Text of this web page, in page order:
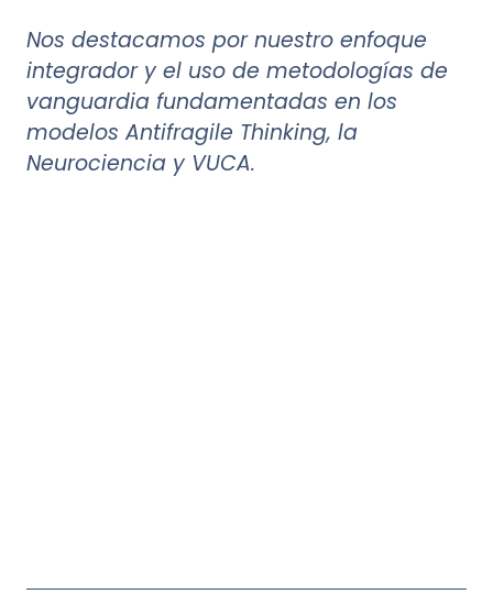
Nos destacamos por nuestro enfoque
integrador y el uso de metodologías de
vanguardia fundamentadas en los
modelos Antifragile Thinking, la
Neurociencia y VUCA.